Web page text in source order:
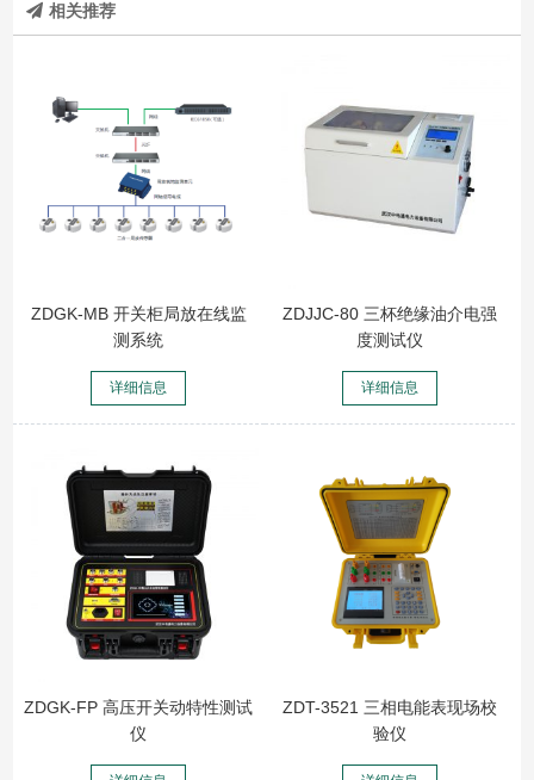
相关推荐
ZDGK-MB 开关柜局放在线监
测系统
详细信息
ZDJJC-80 三杯绝缘油介电强
度测试仪
详细信息
ZDGK-FP 高压开关动特性测试
仪
ZDT-3521 三相电能表现场校
验仪